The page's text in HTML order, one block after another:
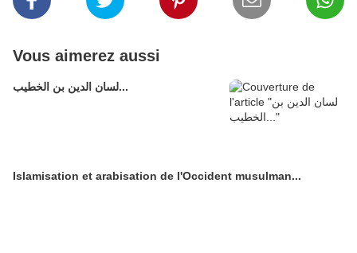
Vous aimerez aussi
لسان الدين بن الخطيب...
Islamisation et arabisation de l'Occident musulman...